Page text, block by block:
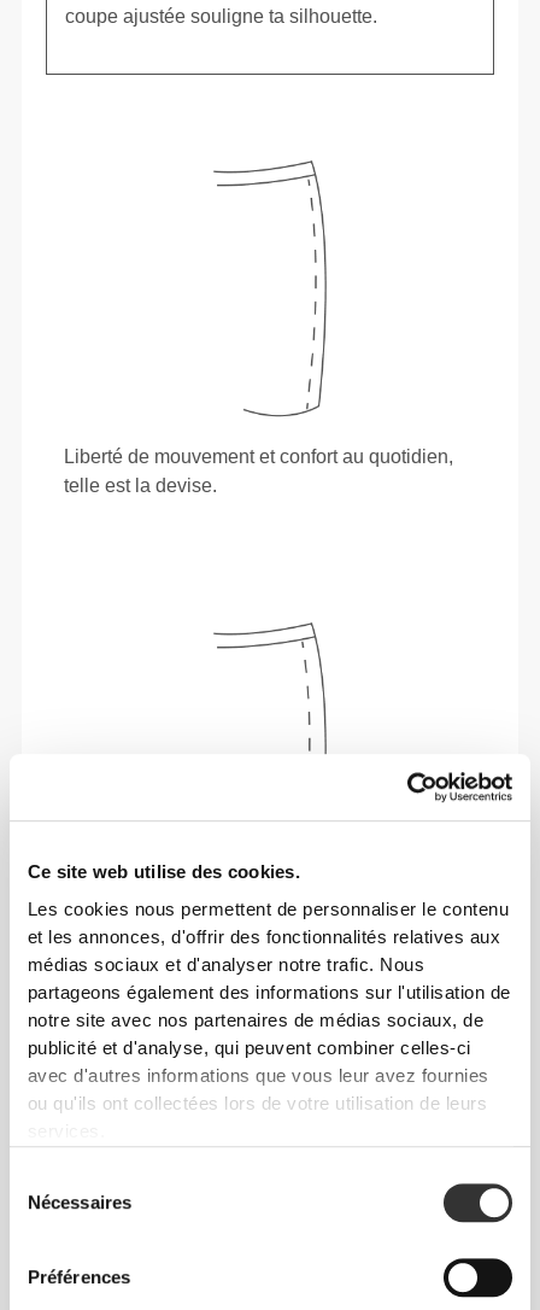
Ce site web utilise des cookies.
Les cookies nous permettent de personnaliser le contenu
et les annonces, d'offrir des fonctionnalités relatives aux
médias sociaux et d'analyser notre trafic. Nous
partageons également des informations sur l'utilisation de
notre site avec nos partenaires de médias sociaux, de
publicité et d'analyse, qui peuvent combiner celles-ci
avec d'autres informations que vous leur avez fournies
ou qu'ils ont collectées lors de votre utilisation de leurs
Nécessaires
Préférences
coupe ajustée souligne ta silhouette.
Liberté de mouvement et confort au quotidien,
telle est la devise.
Liberté totale de mouvement. Une coupe
confortable et décontractée pour un look casual.
TAILLE RECOMMANDÉE EN FONCTION DE
TES MENSURATIONS
l'entrejambe à
l'ourlet